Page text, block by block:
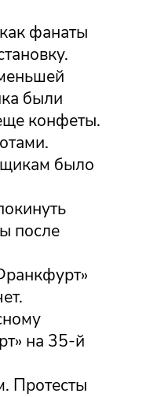
фанаты
были
конфеты.
было
после
на 35-й
Протесты